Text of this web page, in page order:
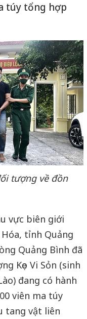
túy tổng hợp
tượng về đồn
vực biên giới
tỉnh Quảng
Quảng Bình đã
Kẹo Vi Sỏn (sinh
đang có hành
viên ma túy
tang vật liên